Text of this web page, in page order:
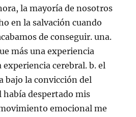
la mayoría de nosotros
en la salvación cuando
de conseguir. una.
más una experiencia
cerebral. b. el
bajo la convicción del
había despertado mis
emocional me